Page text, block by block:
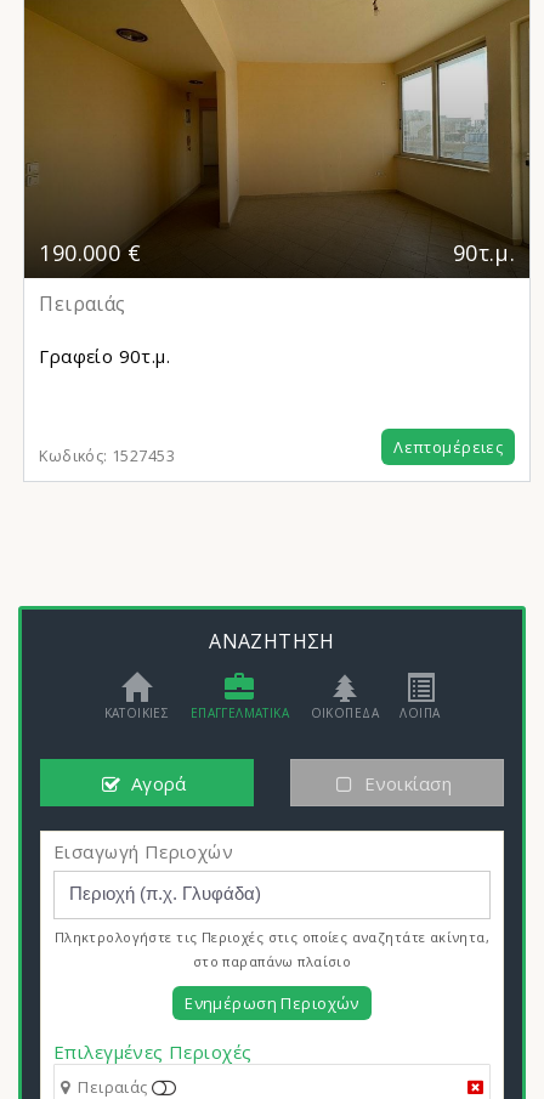
190.000 € 90τ.μ.
Πειραιάς
Γραφείο 90τ.μ.
Κωδικός: 1527453 Λεπτομέρειες
ΑΝΑΖΗΤΗΣΗ
ΚΑΤΟΙΚΙΕΣ ΕΠΑΓΓΕΛΜΑΤΙΚΑ ΟΙΚΟΠΕΔΑ ΛΟΙΠΑ
Αγορά Ενοικίαση
Εισαγωγή Περιοχών
Πληκτρολογήστε τις Περιοχές στις οποίες αναζητάτε ακίνητα,
στο παραπάνω πλαίσιο
Ενημέρωση Περιοχών
Επιλεγμένες Περιοχές
Πειραιάς